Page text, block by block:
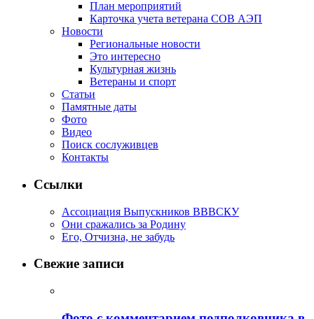
План мероприятий
Карточка учета ветерана CОВ АЭП
Новости
Региональные новости
Это интересно
Культурная жизнь
Ветераны и спорт
Статьи
Памятные даты
Фото
Видео
Поиск сослуживцев
Контакты
Ссылки
Ассоциация Выпускников ВВВСКУ
Они сражались за Родину
Его, Отчизна, не забудь
Свежие записи